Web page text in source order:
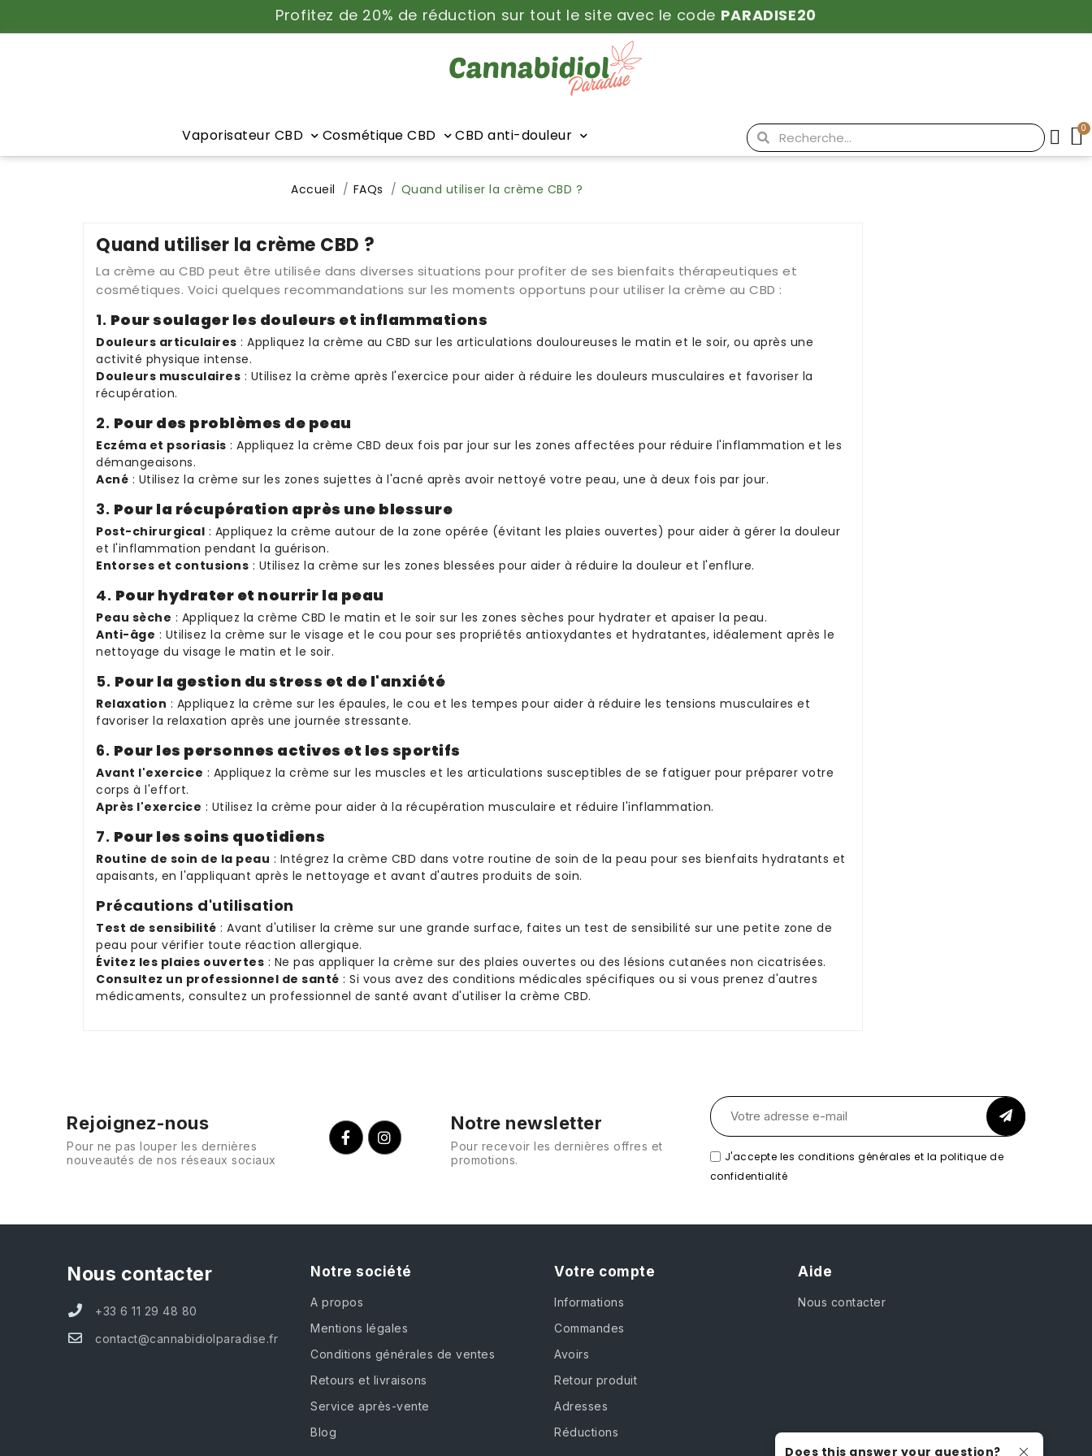
Profitez de 20% de réduction sur tout le site avec le code PARADISE20
Vaporisateur CBD Cosmétique CBD CBD anti-douleur
Accueil FAQs Quand utiliser la crème CBD ?
Quand utiliser la crème CBD ?
La crème au CBD peut être utilisée dans diverses situations pour profiter de ses bienfaits thérapeutiques et
cosmétiques. Voici quelques recommandations sur les moments opportuns pour utiliser la crème au CBD :
1. Pour soulager les douleurs et inflammations
Douleurs articulaires : Appliquez la crème au CBD sur les articulations douloureuses le matin et le soir, ou après une
activité physique intense.
Douleurs musculaires : Utilisez la crème après l'exercice pour aider à réduire les douleurs musculaires et favoriser la
récupération.
2. Pour des problèmes de peau
Eczéma et psoriasis : Appliquez la crème CBD deux fois par jour sur les zones affectées pour réduire l'inflammation et les
démangeaisons.
Acné : Utilisez la crème sur les zones sujettes à l'acné après avoir nettoyé votre peau, une à deux fois par jour.
3. Pour la récupération après une blessure
Post-chirurgical : Appliquez la crème autour de la zone opérée (évitant les plaies ouvertes) pour aider à gérer la douleur
et l'inflammation pendant la guérison.
Entorses et contusions : Utilisez la crème sur les zones blessées pour aider à réduire la douleur et l'enflure.
4. Pour hydrater et nourrir la peau
Peau sèche : Appliquez la crème CBD le matin et le soir sur les zones sèches pour hydrater et apaiser la peau.
Anti-âge : Utilisez la crème sur le visage et le cou pour ses propriétés antioxydantes et hydratantes, idéalement après le
nettoyage du visage le matin et le soir.
5. Pour la gestion du stress et de l'anxiété
Relaxation : Appliquez la crème sur les épaules, le cou et les tempes pour aider à réduire les tensions musculaires et
favoriser la relaxation après une journée stressante.
6. Pour les personnes actives et les sportifs
Avant l'exercice : Appliquez la crème sur les muscles et les articulations susceptibles de se fatiguer pour préparer votre
corps à l'effort.
Après l'exercice : Utilisez la crème pour aider à la récupération musculaire et réduire l'inflammation.
7. Pour les soins quotidiens
Routine de soin de la peau : Intégrez la crème CBD dans votre routine de soin de la peau pour ses bienfaits hydratants et
apaisants, en l'appliquant après le nettoyage et avant d'autres produits de soin.
Précautions d'utilisation
Test de sensibilité : Avant d'utiliser la crème sur une grande surface, faites un test de sensibilité sur une petite zone de
peau pour vérifier toute réaction allergique.
Évitez les plaies ouvertes : Ne pas appliquer la crème sur des plaies ouvertes ou des lésions cutanées non cicatrisées.
Consultez un professionnel de santé : Si vous avez des conditions médicales spécifiques ou si vous prenez d'autres
médicaments, consultez un professionnel de santé avant d'utiliser la crème CBD.
Does this answer your question?
Rejoignez-nous
Pour ne pas louper les dernières
nouveautés de nos réseaux sociaux
Notre newsletter
Pour recevoir les dernières offres et
promotions.
J'accepte les conditions générales et la politique de
confidentialité
Nous contacter
+33 6 11 29 48 80
contact@cannabidiolparadise.fr
Notre société
A propos
Mentions légales
Conditions générales de ventes
Retours et livraisons
Service après-vente
Blog
Votre compte
Informations
Commandes
Avoirs
Retour produit
Adresses
Réductions
Aide
Nous contacter